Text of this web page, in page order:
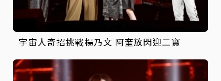
宇宙人奇招挑戰楊乃文 阿奎放閃迎二寶